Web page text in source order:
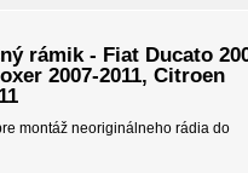
rámik - Fiat Ducato
2007-2011, Citroen
montáž neoriginálneho rádia do